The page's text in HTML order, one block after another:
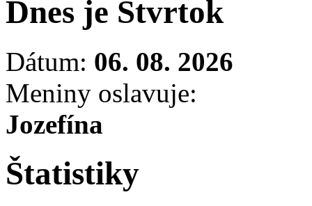
Dnes je Štvrtok
Dátum: 06. 08. 2026
Meniny oslavuje:
Jozefína
Štatistiky